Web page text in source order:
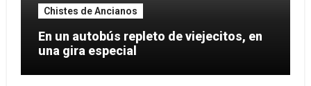
Chistes de Ancianos
En un autobús repleto de viejecitos, en
una gira especial